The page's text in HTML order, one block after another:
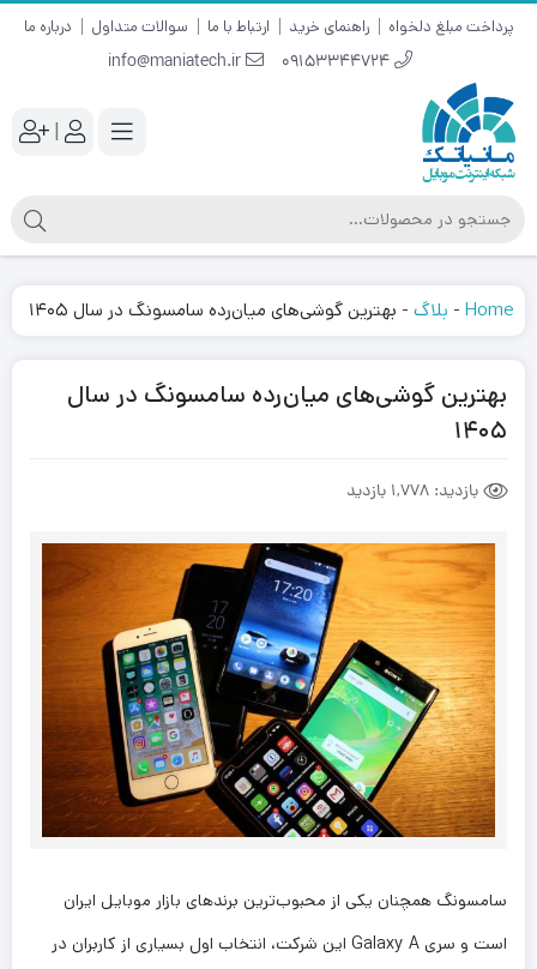
پرداخت مبلغ دلخواه راهنمای خرید ارتباط با ما سوالات متداول درباره ما
09153344724
info@maniatech.ir
|
Home
- بلاگ - بهترین گوشی‌های میان‌رده سامسونگ در سال ۱۴۰۵
بهترین گوشی‌های میان‌رده سامسونگ در سال
۱۴۰۵
بازدید: 1,778 بازدید
سامسونگ همچنان یکی از محبوب‌ترین برندهای بازار موبایل ایران
است و سری Galaxy A این شرکت، انتخاب اول بسیاری از کاربران در